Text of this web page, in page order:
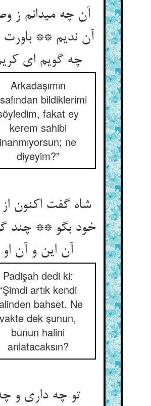
آن چه می‏دانم ز
آن ندیم ** باورت
چه گویم ای
Arkadaşımın
bildiklerimi
fakat ey
kerem sahibi
inanmıyorsun; ne
diyeyim?”
شاه گفت اکنون
خود بگو ** چند
آن این و آن او
Padişah dedi ki:
“Şimdi artık kendi
bahset. Ne
vakte dek şunun,
bunun halini
anlatacaksın?
تو چه داری و